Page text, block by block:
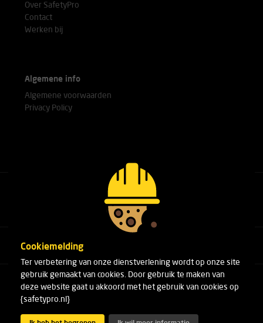
Over SafetyPro
Contact
Werken bij
Algemene info
Algemene voorwaarden
Privacy Policy
Bel met onze experts
+31(0)76 751 25 18
Arduinstraat 20
4827 HK Breda
Telefoon: +31(0)76 751 25 18
E-mail: info@safetypro.nl
Cookiemelding
Ter verbetering van onze dienstverlening wordt op onze site
gebruik gemaakt van cookies. Door gebruik te maken van
deze website gaat u akkoord met het gebruik van cookies op
{safetypro.nl}